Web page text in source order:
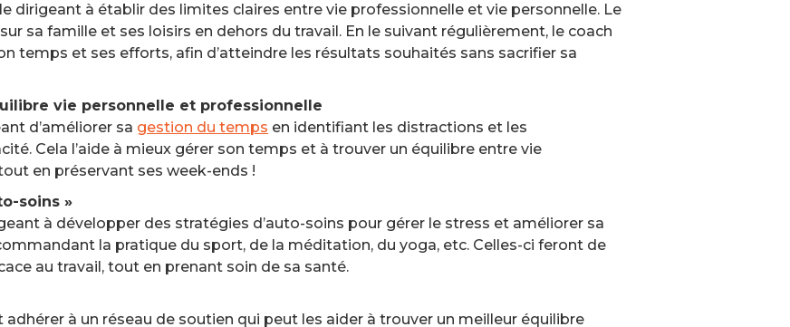
dirigeant à établir des limites claires entre vie professionnelle et vie personnelle. Le
sa famille et ses loisirs en dehors du travail. En le suivant régulièrement, le coach
temps et ses efforts, afin d’atteindre les résultats souhaités sans sacrifier sa
vie personnelle et professionnelle
d’améliorer sa gestion du temps en identifiant les distractions et les
Cela l’aide à mieux gérer son temps et à trouver un équilibre entre vie
en préservant ses week-ends !
soins »
à développer des stratégies d’auto-soins pour gérer le stress et améliorer sa
la pratique du sport, de la méditation, du yoga, etc. Celles-ci feront de
au travail, tout en prenant soin de sa santé.
à un réseau de soutien qui peut les aider à trouver un meilleur équilibre